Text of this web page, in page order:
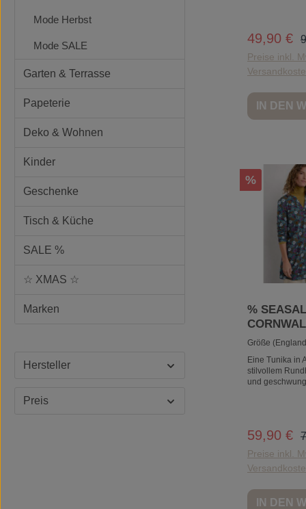
Mode Herbst
Mode SALE
Garten & Terrasse
Papeterie
Deko & Wohnen
Kinder
Geschenke
Tisch & Küche
SALE %
☆ XMAS ☆
Marken
Hersteller
Preis
und vielseitig -
einfach auf, um
mittelhohe Stil
geschnitten,
direkt unter die
ng mit
Regular und
49,90 €
Preise inkl.
IN DEN
Rabatt
%
%
Wreathe
Dusky
Größe
Eine Tunika in
stilvollem
und
Tage, an
Baumwolle
Vordertaschen
59,90 €
Preise inkl.
IN DEN